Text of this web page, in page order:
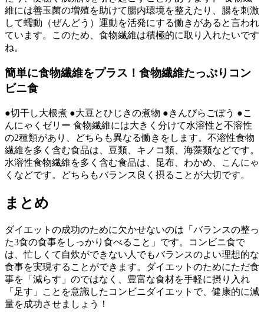
維には善玉菌の増殖を助けて腸内環境を整えたり、腸を刺激
して蠕動（ぜんどう）運動を活発にする働きがあると言われ
ています。このため、食物繊維は積極的に取り入れたいです
ね。
簡単に食物繊維をプラス！食物繊維たっぷりコン
ビニ食
●切干し大根煮 ●大豆とひじきの煮物 ●きんぴらごぼう ●こ
んにゃくゼリー 食物繊維には大きく分けて水溶性と不溶性
の2種類があり、どちらも異なる働きをします。不溶性食物
繊維を多く含む食品は、豆類、キノコ類、海藻類などです。
水溶性食物繊維を多く含む食品は、昆布、わかめ、こんにゃ
くなどです。どちらもバランス良く摂ることが大切です。
まとめ
ダイエットの成功のために欠かせないのは「バランスの整っ
た3食の食事をしっかり食べること」です。コンビニ食で
は、忙しくて自炊ができない人でもバランスのよい理想的な
食事を実現することができます。ダイエットのためにただ食
事を「減らす」のではなく、豊富な食材を手軽に摂り入れ
「足す」ことを意識したコンビニダイエットで、健康的に減
量を成功させましょう！